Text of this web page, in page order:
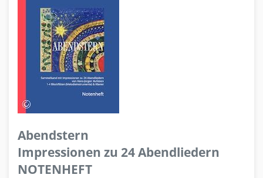
Abendstern
Impressionen zu 24 Abendliedern
NOTENHEFT